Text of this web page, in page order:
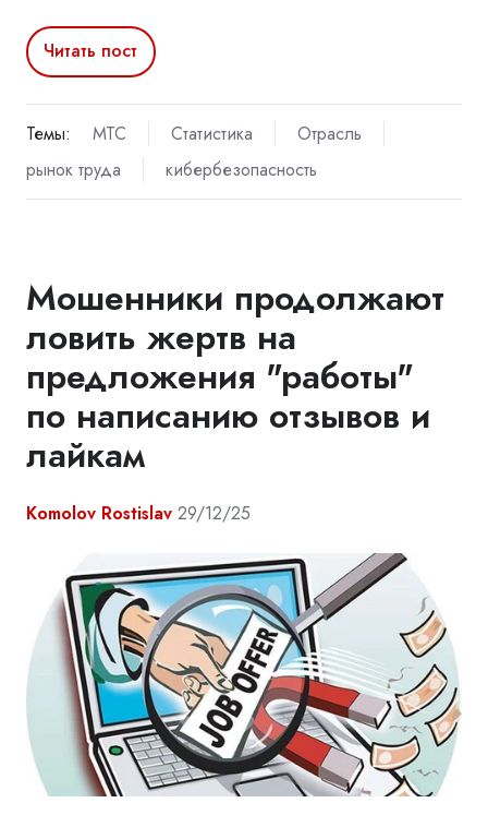
Читать пост
Темы: МТС Статистика
Отрасль
рынок труда
кибербезопасность
Мошенники продолжают
ловить жертв на
предложения "работы"
по написанию отзывов и
лайкам
Komolov Rostislav 29/12/25